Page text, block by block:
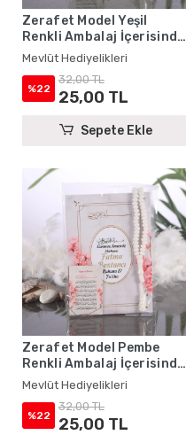
Zerafet Model Yeşil
Renkli Ambalaj İçerisinde
Yasin Kitabı, Magnet ve
Tesbih - Mevlüt
Hediyelikleri
Mevlüt Hediyelikleri
%22
32,00 TL
25,00 TL
Sepete Ekle
Zerafet Model Pembe
Renkli Ambalaj İçerisinde
Yasin Kitabı, Magnet ve
Tesbih - Mevlüt
Hediyelikleri
Mevlüt Hediyelikleri
%22
32,00 TL
25,00 TL